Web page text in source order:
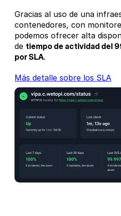
Gracias al uso de una
contenedores, con
podemos ofrecer alta
de tiempo de actividad del
por SLA.
Más detalle sobre los SLA